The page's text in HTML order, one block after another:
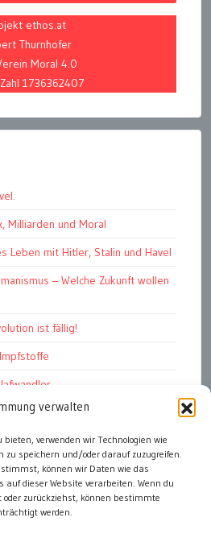
verwalten
verwenden wir Technologien wie
zu speichern und/oder darauf zuzugreifen.
können wir Daten wie das
auf dieser Website verarbeiten. Wenn du
zurückziehst, können bestimmte
werden.
ethos.at
Thurnhofer
Moral 4.0
1736362407
Milliarden und Moral
Leben mit Hitler, Stalin und Havel
– Welche Zukunft wollen
ist fällig!
Großen Ferien
Energiewende